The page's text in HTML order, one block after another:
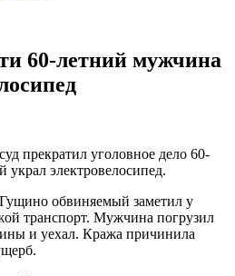
60-летний мужчина
прекратил уголовное дело 60-
электровелосипед.
обвиняемый заметил у
транспорт. Мужчина погрузил
и уехал. Кража причинила